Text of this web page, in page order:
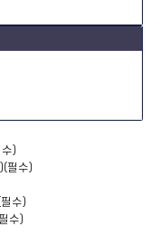
)
필수)
수)
수)